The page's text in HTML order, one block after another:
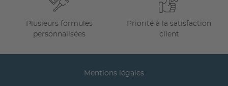
Plusieurs formules
personnalisées
Priorité à la satisfaction
client
Mentions légales